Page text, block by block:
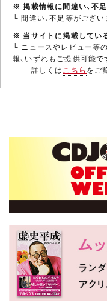
※ 掲載情報に間違い、不
└ 間違い、不足等がござい
※ 当サイトに掲載してい
└ ニュースやレビュー等
報、いずれもご提供可能で
詳しくはこちら をご